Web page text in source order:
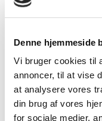
Denne hjemmeside
Vi bruger cookies til
annoncer, til at vise
at analysere vores
din brug af vores
for sociale medier,
Centrallås
Digital
Motor &
Økonomi